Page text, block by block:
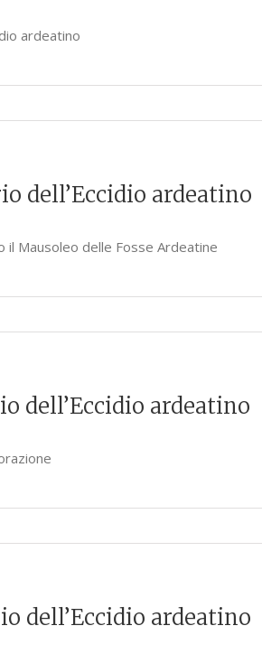
ardeatino
dell’Eccidio ardeatino
il Mausoleo delle Fosse Ardeatine
dell’Eccidio ardeatino
dell’Eccidio ardeatino